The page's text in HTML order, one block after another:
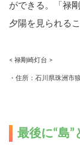
ができる。「禄
夕陽を見られる
< 禄剛崎灯台 >
・住所：石川県珠洲市
最後に“島”